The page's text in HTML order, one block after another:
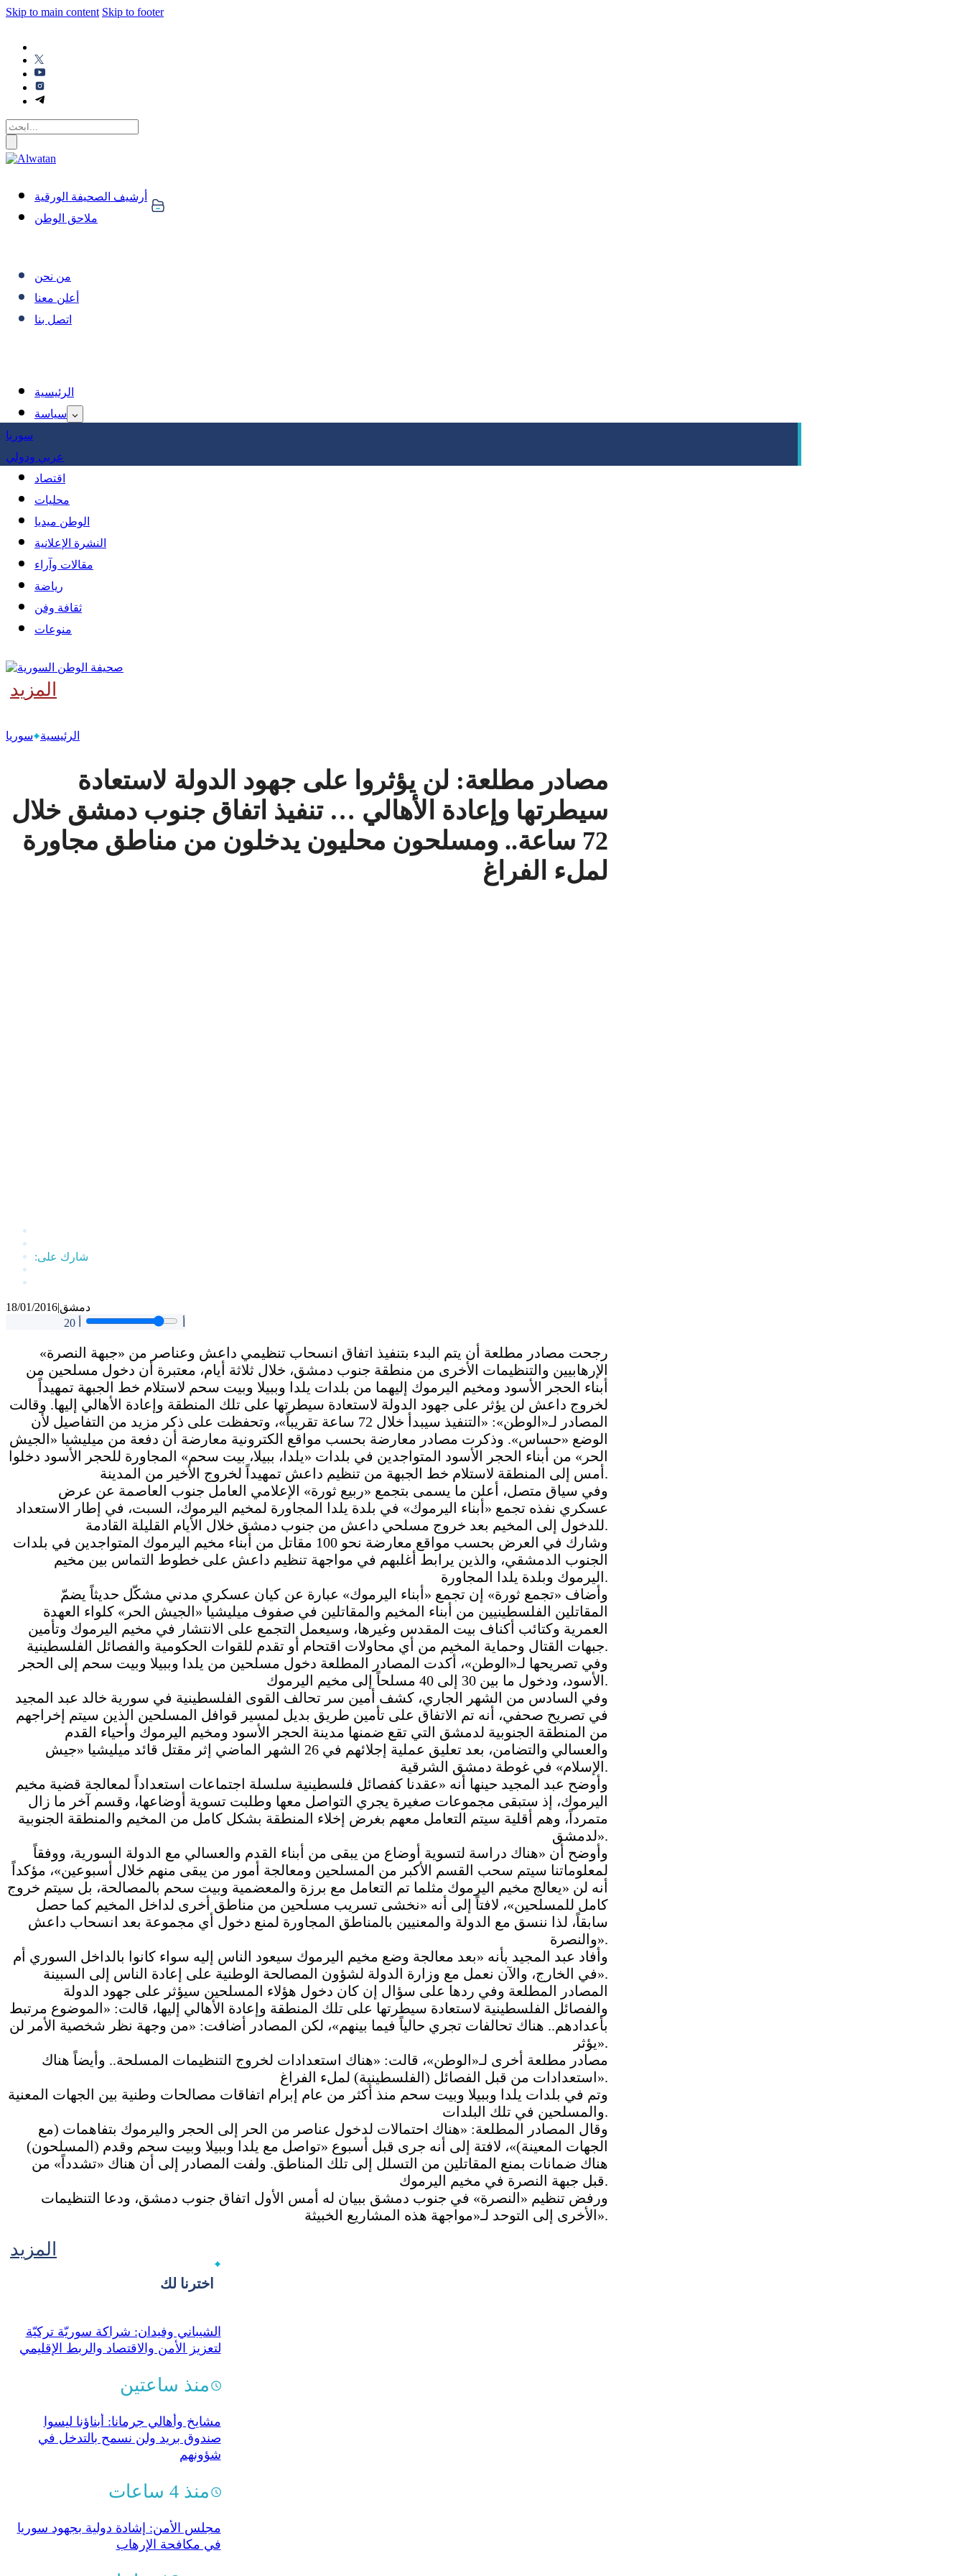
Skip to main content Skip to footer
أرشيف الصحيفة الورقية
ملاحق الوطن
من نحن
أعلن معنا
اتصل بنا
الرئيسية
سياسة
سوريا
عربي ودولي
اقتصاد
محليات
الوطن ميديا
النشرة الإعلانية
مقالات وآراء
رياضة
ثقافة وفن
منوعات
المزيد
الأخبار:‬
الرئيسية سوريا
مصادر مطلعة: لن يؤثروا على جهود الدولة لاستعادة
سيطرتها وإعادة الأهالي … تنفيذ اتفاق جنوب دمشق خلال
72 ساعة.. ومسلحون محليون يدخلون من مناطق مجاورة
لملء الفراغ
18/01/2016|دمشق
20
رجحت مصادر مطلعة أن يتم البدء بتنفيذ اتفاق انسحاب تنظيمي داعش وعناصر من «جبهة النصرة»
الإرهابيين والتنظيمات الأخرى من منطقة جنوب دمشق، خلال ثلاثة أيام، معتبرة أن دخول مسلحين من
أبناء الحجر الأسود ومخيم اليرموك إليهما من بلدات يلدا وببيلا وبيت سحم لاستلام خط الجبهة تمهيداً
لخروج داعش لن يؤثر على جهود الدولة لاستعادة سيطرتها على تلك المنطقة وإعادة الأهالي إليها. وقالت
المصادر لـ«الوطن»: «التنفيذ سيبدأ خلال 72 ساعة تقريباً»، وتحفظت على ذكر مزيد من التفاصيل لأن
الوضع «حساس». وذكرت مصادر معارضة بحسب مواقع الكترونية معارضة أن دفعة من ميليشيا «الجيش
الحر» من أبناء الحجر الأسود المتواجدين في بلدات «يلدا، ببيلا، بيت سحم» المجاورة للحجر الأسود دخلوا
أمس إلى المنطقة لاستلام خط الجبهة من تنظيم داعش تمهيداً لخروج الأخير من المدينة.
وفي سياق متصل، أعلن ما يسمى بتجمع «ربيع ثورة» الإعلامي العامل جنوب العاصمة عن عرض
عسكري نفذه تجمع «أبناء اليرموك» في بلدة يلدا المجاورة لمخيم اليرموك، السبت، في إطار الاستعداد
للدخول إلى المخيم بعد خروج مسلحي داعش من جنوب دمشق خلال الأيام القليلة القادمة.
وشارك في العرض بحسب مواقع معارضة نحو 100 مقاتل من أبناء مخيم اليرموك المتواجدين في بلدات
الجنوب الدمشقي، والذين يرابط أغلبهم في مواجهة تنظيم داعش على خطوط التماس بين مخيم
اليرموك وبلدة يلدا المجاورة.
وأضاف «تجمع ثورة» إن تجمع «أبناء اليرموك» عبارة عن كيان عسكري مدني مشكّل حديثاً يضمّ
المقاتلين الفلسطينيين من أبناء المخيم والمقاتلين في صفوف ميليشيا «الجيش الحر» كلواء العهدة
العمرية وكتائب أكناف بيت المقدس وغيرها، وسيعمل التجمع على الانتشار في مخيم اليرموك وتأمين
جبهات القتال وحماية المخيم من أي محاولات اقتحام أو تقدم للقوات الحكومية والفصائل الفلسطينية.
وفي تصريحها لـ«الوطن»، أكدت المصادر المطلعة دخول مسلحين من يلدا وببيلا وبيت سحم إلى الحجر
الأسود، ودخول ما بين 30 إلى 40 مسلحاً إلى مخيم اليرموك.
وفي السادس من الشهر الجاري، كشف أمين سر تحالف القوى الفلسطينية في سورية خالد عبد المجيد
في تصريح صحفي، أنه تم الاتفاق على تأمين طريق بديل لمسير قوافل المسلحين الذين سيتم إخراجهم
من المنطقة الجنوبية لدمشق التي تقع ضمنها مدينة الحجر الأسود ومخيم اليرموك وأحياء القدم
والعسالي والتضامن، بعد تعليق عملية إجلائهم في 26 الشهر الماضي إثر مقتل قائد ميليشيا «جيش
الإسلام» في غوطة دمشق الشرقية.
وأوضح عبد المجيد حينها أنه «عقدنا كفصائل فلسطينية سلسلة اجتماعات استعداداً لمعالجة قضية مخيم
اليرموك، إذ ستبقى مجموعات صغيرة يجري التواصل معها وطلبت تسوية أوضاعها، وقسم آخر ما زال
متمرداً، وهم أقلية سيتم التعامل معهم بغرض إخلاء المنطقة بشكل كامل من المخيم والمنطقة الجنوبية
لدمشق».
وأوضح أن «هناك دراسة لتسوية أوضاع من يبقى من أبناء القدم والعسالي مع الدولة السورية، ووفقاً
لمعلوماتنا سيتم سحب القسم الأكبر من المسلحين ومعالجة أمور من يبقى منهم خلال أسبوعين»، مؤكداً
أنه لن «يعالج مخيم اليرموك مثلما تم التعامل مع برزة والمعضمية وبيت سحم بالمصالحة، بل سيتم خروج
كامل للمسلحين»، لافتاً إلى أنه «نخشى تسريب مسلحين من مناطق أخرى لداخل المخيم كما حصل
سابقاً، لذا ننسق مع الدولة والمعنيين بالمناطق المجاورة لمنع دخول أي مجموعة بعد انسحاب داعش
والنصرة».
وأفاد عبد المجيد بأنه «بعد معالجة وضع مخيم اليرموك سيعود الناس إليه سواء كانوا بالداخل السوري أم
في الخارج، والآن نعمل مع وزارة الدولة لشؤون المصالحة الوطنية على إعادة الناس إلى السبينة».
المصادر المطلعة وفي ردها على سؤال إن كان دخول هؤلاء المسلحين سيؤثر على جهود الدولة
والفصائل الفلسطينية لاستعادة سيطرتها على تلك المنطقة وإعادة الأهالي إليها، قالت: «الموضوع مرتبط
بأعدادهم.. هناك تحالفات تجري حالياً فيما بينهم»، لكن المصادر أضافت: «من وجهة نظر شخصية الأمر لن
يؤثر».
مصادر مطلعة أخرى لـ«الوطن»، قالت: «هناك استعدادات لخروج التنظيمات المسلحة.. وأيضاً هناك
استعدادات من قبل الفصائل (الفلسطينية) لملء الفراغ».
وتم في بلدات يلدا وببيلا وبيت سحم منذ أكثر من عام إبرام اتفاقات مصالحات وطنية بين الجهات المعنية
والمسلحين في تلك البلدات.
وقال المصادر المطلعة: «هناك احتمالات لدخول عناصر من الحر إلى الحجر واليرموك بتفاهمات (مع
الجهات المعينة)»، لافتة إلى أنه جرى قبل أسبوع «تواصل مع يلدا وببيلا وبيت سحم وقدم (المسلحون)
هناك ضمانات بمنع المقاتلين من التسلل إلى تلك المناطق. ولفت المصادر إلى أن هناك «تشدداً» من
قبل جبهة النصرة في مخيم اليرموك.
ورفض تنظيم «النصرة» في جنوب دمشق ببيان له أمس الأول اتفاق جنوب دمشق، ودعا التنظيمات
الأخرى إلى التوحد لـ«مواجهة هذه المشاريع الخبيثة».
المزيد
اخترنا لك
الشيباني وفيدان: شراكة سوريّة تركيّة
لتعزيز الأمن والاقتصاد والربط الإقليمي
منذ ساعتين
مشايخ وأهالي جرمانا: أبناؤنا ليسوا
صندوق بريد ولن نسمح بالتدخل في
شؤونهم
منذ 4 ساعات
مجلس الأمن: إشادة دولية بجهود سوريا
في مكافحة الإرهاب